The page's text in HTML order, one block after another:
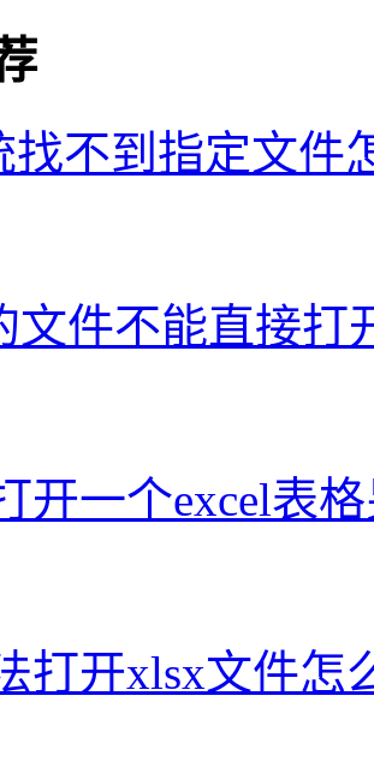
找不到指定文件
文件不能直接打
开一个excel表
打开xlsx文件怎